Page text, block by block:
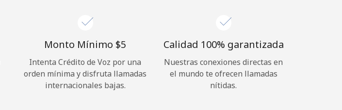
Monto Mínimo ⁦$5⁩
Intenta Crédito de Voz por una
orden mínima y disfruta llamadas
internacionales bajas.
Calidad 100% garantizada
Nuestras conexiones directas en
el mundo te ofrecen llamadas
nítidas.